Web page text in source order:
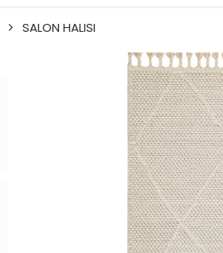
SALON HALISI